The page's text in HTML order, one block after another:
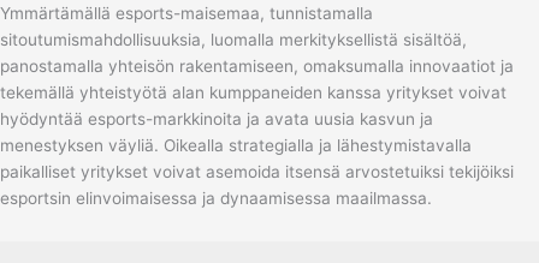
Ymmärtämällä esports-maisemaa, tunnistamalla
sitoutumismahdollisuuksia, luomalla merkityksellistä sisältöä,
panostamalla yhteisön rakentamiseen, omaksumalla innovaatiot ja
tekemällä yhteistyötä alan kumppaneiden kanssa yritykset voivat
hyödyntää esports-markkinoita ja avata uusia kasvun ja
menestyksen väyliä. Oikealla strategialla ja lähestymistavalla
paikalliset yritykset voivat asemoida itsensä arvostetuiksi tekijöiksi
esportsin elinvoimaisessa ja dynaamisessa maailmassa.